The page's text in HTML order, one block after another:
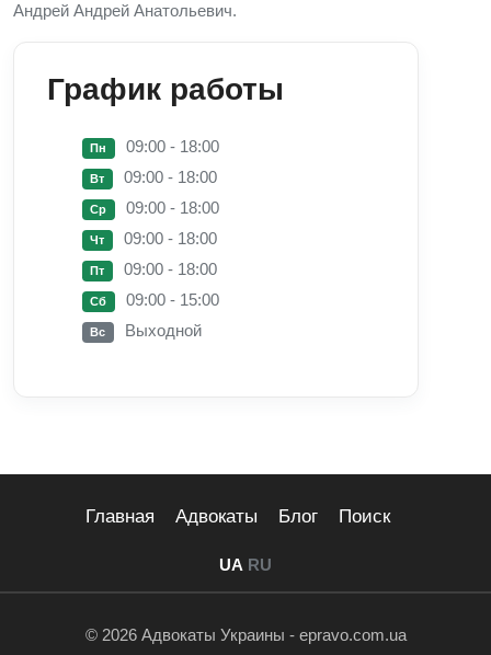
Андрей Андрей Анатольевич.
График работы
Пн 09:00 - 18:00
Вт 09:00 - 18:00
Ср 09:00 - 18:00
Чт 09:00 - 18:00
Пт 09:00 - 18:00
Сб 09:00 - 15:00
Вс Выходной
Главная Адвокаты Блог Поиск
UA RU
© 2026 Адвокаты Украины - epravo.com.ua